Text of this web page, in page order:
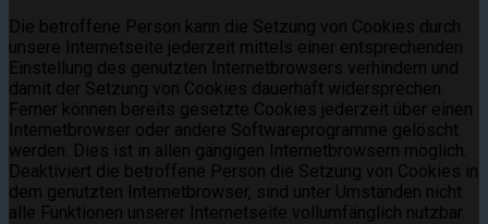
Die betroffene Person kann die Setzung von Cookies durch
unsere Internetseite jederzeit mittels einer entsprechenden
Einstellung des genutzten Internetbrowsers verhindern und
damit der Setzung von Cookies dauerhaft widersprechen.
Ferner können bereits gesetzte Cookies jederzeit über einen
Internetbrowser oder andere Softwareprogramme gelöscht
werden. Dies ist in allen gängigen Internetbrowsern möglich.
Deaktiviert die betroffene Person die Setzung von Cookies in
dem genutzten Internetbrowser, sind unter Umständen nicht
alle Funktionen unserer Internetseite vollumfänglich nutzbar.